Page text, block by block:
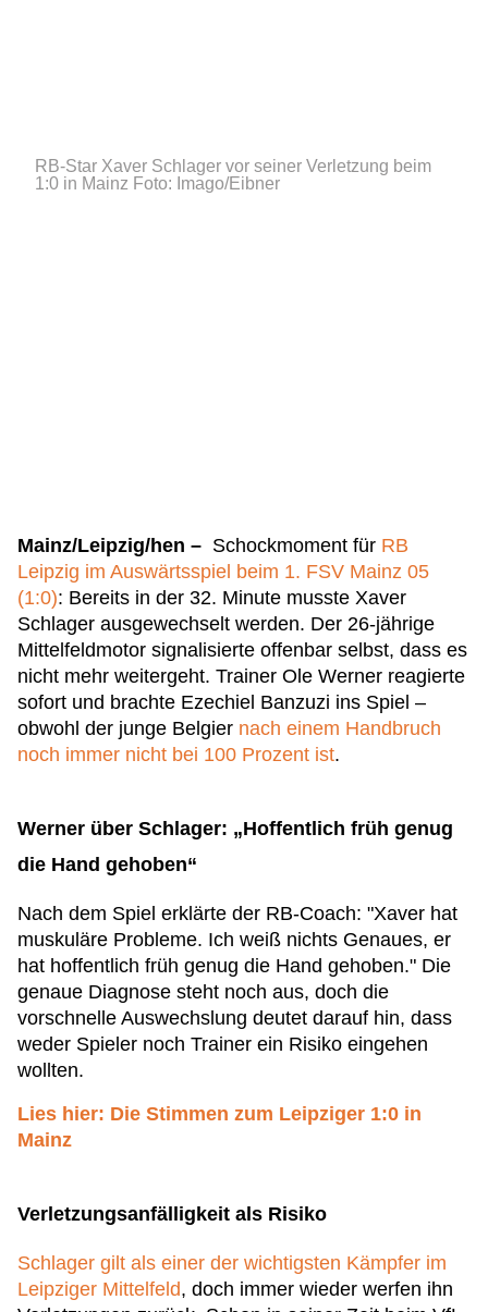
RB-Star Xaver Schlager vor seiner Verletzung beim
1:0 in Mainz Foto: Imago/Eibner
Mainz/Leipzig/hen – Schockmoment für RB
Leipzig im Auswärtsspiel beim 1. FSV Mainz 05
(1:0): Bereits in der 32. Minute musste Xaver
Schlager ausgewechselt werden. Der 26-jährige
Mittelfeldmotor signalisierte offenbar selbst, dass es
nicht mehr weitergeht. Trainer Ole Werner reagierte
sofort und brachte Ezechiel Banzuzi ins Spiel –
obwohl der junge Belgier nach einem Handbruch
noch immer nicht bei 100 Prozent ist.
Werner über Schlager: „Hoffentlich früh genug
die Hand gehoben“
Nach dem Spiel erklärte der RB-Coach: "Xaver hat
muskuläre Probleme. Ich weiß nichts Genaues, er
hat hoffentlich früh genug die Hand gehoben." Die
genaue Diagnose steht noch aus, doch die
vorschnelle Auswechslung deutet darauf hin, dass
weder Spieler noch Trainer ein Risiko eingehen
wollten.
Lies hier: Die Stimmen zum Leipziger 1:0 in
Mainz
Verletzungsanfälligkeit als Risiko
Schlager gilt als einer der wichtigsten Kämpfer im
Leipziger Mittelfeld, doch immer wieder werfen ihn